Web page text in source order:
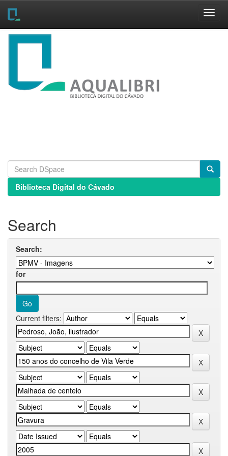
Skip
Biblioteca Digital do Cávado
Search
Search:
for
Current filters: